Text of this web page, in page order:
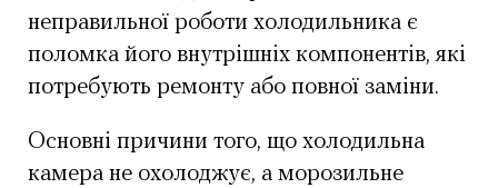
неправильної роботи холодильника є
поломка його внутрішніх компонентів, які
потребують ремонту або повної заміни.
Основні причини того, що холодильна
камера не охолоджує, а морозильне